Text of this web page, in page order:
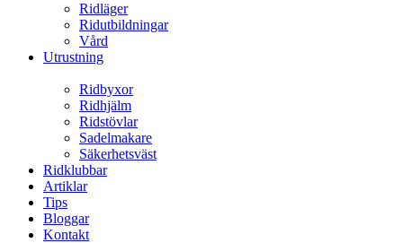
Ridläger
Ridutbildningar
Vård
Utrustning
Ridbyxor
Ridhjälm
Ridstövlar
Sadelmakare
Säkerhetsväst
Ridklubbar
Artiklar
Tips
Bloggar
Kontakt